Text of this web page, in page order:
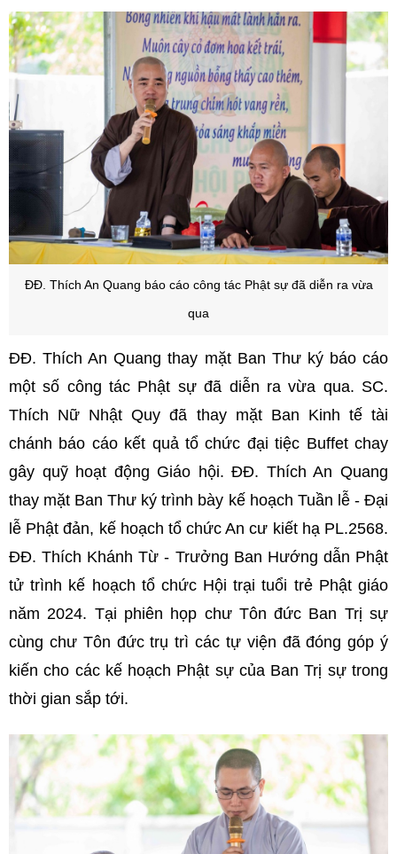
ĐĐ. Thích An Quang báo cáo công tác Phật sự đã diễn ra vừa
qua
ĐĐ. Thích An Quang thay mặt Ban Thư ký báo cáo
một số công tác Phật sự đã diễn ra vừa qua. SC.
Thích Nữ Nhật Quy đã thay mặt Ban Kinh tế tài
chánh báo cáo kết quả tổ chức đại tiệc Buffet chay
gây quỹ hoạt động Giáo hội. ĐĐ. Thích An Quang
thay mặt Ban Thư ký trình bày kế hoạch Tuần lễ - Đại
lễ Phật đản, kế hoạch tổ chức An cư kiết hạ PL.2568.
ĐĐ. Thích Khánh Từ - Trưởng Ban Hướng dẫn Phật
tử trình kế hoạch tổ chức Hội trại tuổi trẻ Phật giáo
năm 2024. Tại phiên họp chư Tôn đức Ban Trị sự
cùng chư Tôn đức trụ trì các tự viện đã đóng góp ý
kiến cho các kế hoạch Phật sự của Ban Trị sự trong
thời gian sắp tới.